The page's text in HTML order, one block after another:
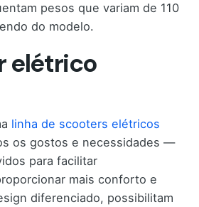
pesos que variam de 110
do modelo.
elétrico
linha de scooters elétricos
os gostos e necessidades —
para facilitar
mais conforto e
diferenciado, possibilitam